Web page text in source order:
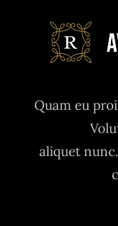
Quam eu
aliquet